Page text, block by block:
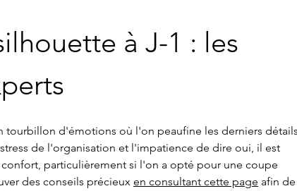
à J-1 : les
tourbillon d'émotions où l'on peaufine les derniers détails
de l'organisation et l'impatience de dire oui, il est
particulièrement si l'on a opté pour une coupe
des conseils précieux en consultant cette page afin de